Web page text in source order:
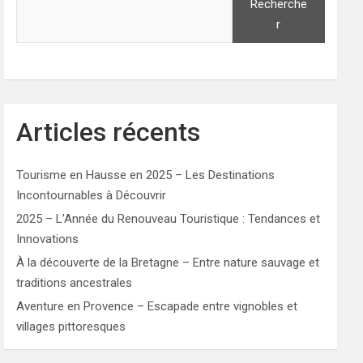
Recherche
r
Articles récents
Tourisme en Hausse en 2025 – Les Destinations
Incontournables à Découvrir
2025 – L’Année du Renouveau Touristique : Tendances et
Innovations
À la découverte de la Bretagne – Entre nature sauvage et
traditions ancestrales
Aventure en Provence – Escapade entre vignobles et
villages pittoresques